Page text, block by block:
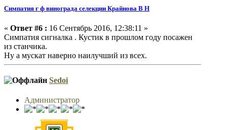
Симпатия г ф винограда селекции Крайнова В Н
« Ответ #6 : 16 Сентябрь 2016, 12:38:11 »
Симпатия сигналка . Кустик в прошлом году посажен
из станчика.
Ну а мускат наверно наилучший из всех.
Sedoi
Администратор